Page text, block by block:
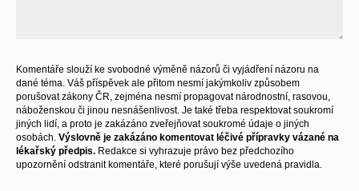
Komentáře slouží ke svobodné výměně názorů či vyjádření názoru na
dané téma. Váš příspěvek ale přitom nesmí jakýmkoliv způsobem
porušovat zákony ČR, zejména nesmí propagovat národnostní, rasovou,
náboženskou či jinou nesnášenlivost. Je také třeba respektovat soukromí
jiných lidí, a proto je zakázáno zveřejňovat soukromé údaje o jiných
osobách. Výslovně je zakázáno komentovat léčivé přípravky vázané na
lékařský předpis. Redakce si vyhrazuje právo bez předchozího
upozornění odstranit komentáře, které porušují výše uvedená pravidla.